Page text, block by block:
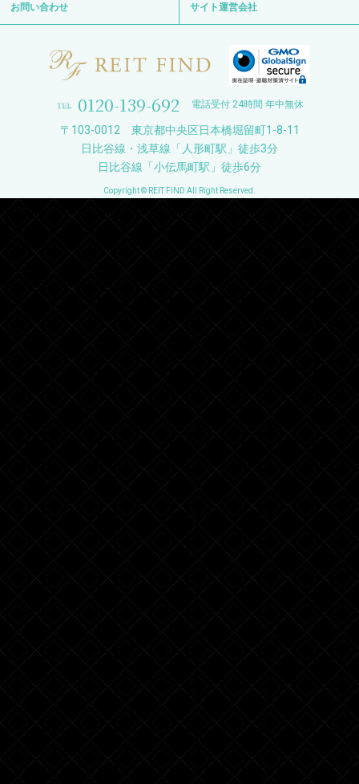
お問い合わせ サイト運営会社
0120-139-692 電話受付 24時間 年中無休
〒103-0012 東京都中央区日本橋堀留町1-8-11
日比谷線・浅草線「人形町駅」徒歩3分
日比谷線「小伝馬町駅」徒歩6分
Copyright © REIT FIND All Right Reserved.